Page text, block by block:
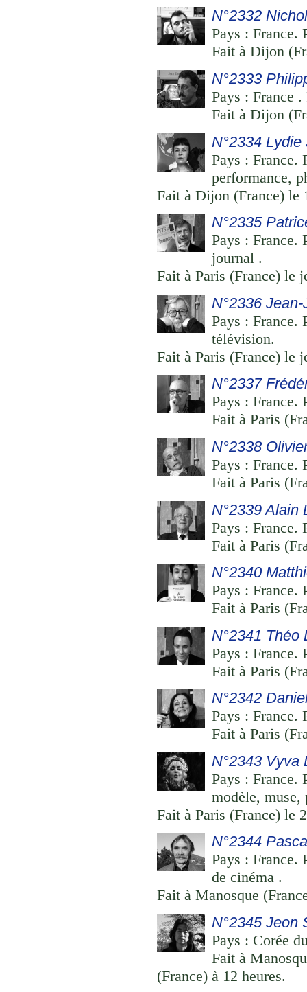
N°2332
Pays : France.
Fait à Dijon
N°2333
Pays : France
Fait à Dijon
N°2334
Pays : France.
performance,
Fait à Dijon (France) le
N°2335
Pays : France.
journal .
Fait à Paris (France) le
N°2336
Pays : France.
télévision.
Fait à Paris (France) le
N°2337
Pays : France.
Fait à Paris
N°2338
Pays : France.
Fait à Paris
N°2339 Alain
Pays : France.
Fait à Paris
N°2340
Pays : France.
Fait à Paris
N°2341 Théo
Pays : France.
Fait à Paris
N°2342
Pays : France.
Fait à Paris
N°2343 Vyva
Pays : France.
modèle, muse,
Fait à Paris (France) le
N°2344
Pays : France.
de cinéma .
Fait à Manosque
N°2345 Jeon
Pays : Corée
Fait à
(France) à 12 heures.